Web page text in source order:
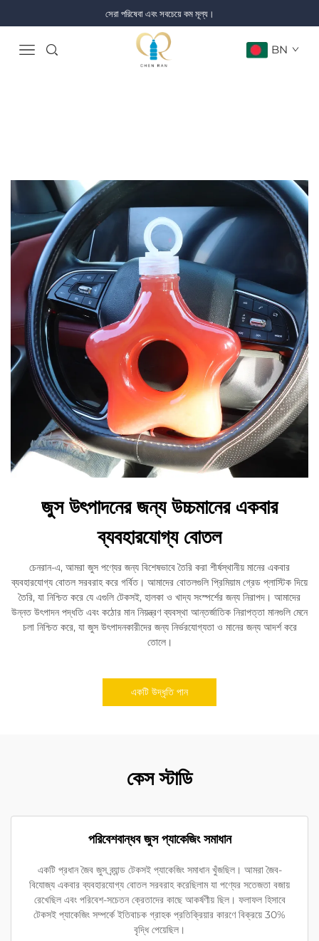
সেরা পরিষেবা এবং সবচেয়ে কম মূল্য।
BN
জুস উৎপাদনের জন্য উচ্চমানের একবার
ব্যবহারযোগ্য বোতল
চেনরান-এ, আমরা জুস পণ্যের জন্য বিশেষভাবে তৈরি করা শীর্ষস্থানীয় মানের একবার
ব্যবহারযোগ্য বোতল সরবরাহ করে গর্বিত। আমাদের বোতলগুলি প্রিমিয়াম গ্রেড প্লাস্টিক দিয়ে
তৈরি, যা নিশ্চিত করে যে এগুলি টেকসই, হালকা ও খাদ্য সংস্পর্শের জন্য নিরাপদ। আমাদের
উন্নত উৎপাদন পদ্ধতি এবং কঠোর মান নিয়ন্ত্রণ ব্যবস্থা আন্তর্জাতিক নিরাপত্তা মানগুলি মেনে
চলা নিশ্চিত করে, যা জুস উৎপাদনকারীদের জন্য নির্ভরযোগ্যতা ও মানের জন্য আদর্শ করে
তোলে।
একটি উদ্ধৃতি পান
কেস স্টাডি
পরিবেশবান্ধব জুস প্যাকেজিং সমাধান
একটি প্রধান জৈব জুস ব্র্যান্ড টেকসই প্যাকেজিং সমাধান খুঁজছিল। আমরা জৈব-
বিযোজ্য একবার ব্যবহারযোগ্য বোতল সরবরাহ করেছিলাম যা পণ্যের সতেজতা বজায়
রেখেছিল এবং পরিবেশ-সচেতন ক্রেতাদের কাছে আকর্ষণীয় ছিল। ফলাফল হিসাবে
টেকসই প্যাকেজিং সম্পর্কে ইতিবাচক গ্রাহক প্রতিক্রিয়ার কারণে বিক্রয়ে 30%
বৃদ্ধি পেয়েছিল।